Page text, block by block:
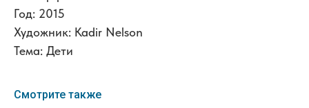
Год: 2015
Художник: Kadir Nelson
Тема: Дети
Смотрите также